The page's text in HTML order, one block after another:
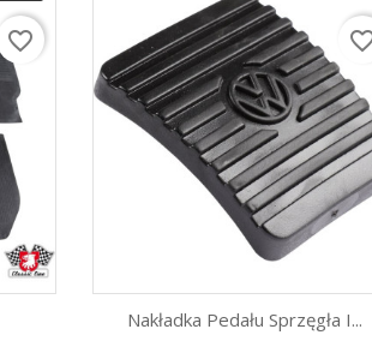
favorite_border
Nakładka Pedału Sprzęgła I...